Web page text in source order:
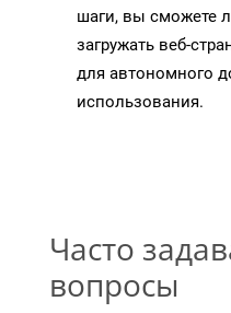
шаги, вы сможете
загружать веб-
для автономного
использования.
Часто
вопросы